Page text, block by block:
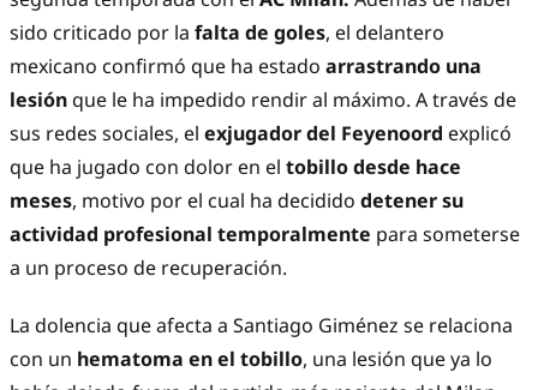
sido criticado por la falta de goles, el delantero
mexicano confirmó que ha estado arrastrando una
lesiónque le ha impedido rendir al máximo. A través de
sus redes sociales, el exjugador del Feyenoord explicó
que ha jugado con dolor en el tobillo desde hace
meses, motivo por el cual ha decidido detener su
actividad profesional temporalmente para someterse
a un proceso de recuperación.
La dolencia que afecta a Santiago Giménez se relaciona
con un hematoma en el tobillo, una lesión que ya lo